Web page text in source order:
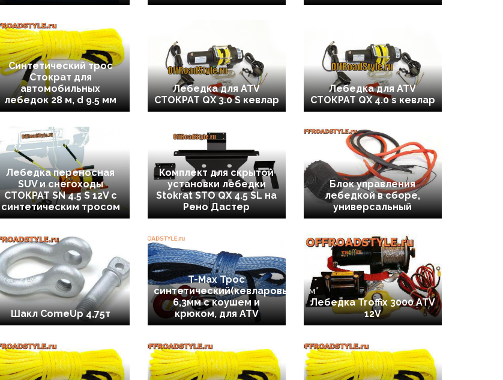
Синтетический трос
Стократ для
автомобильных
лебедок 28 м, d 9.5 мм
Лебедка для ATV
СТОКРАТ QX 3.0 S кевлар
Лебедка для ATV
СТОКРАТ QX 4.0 s кевлар
Лебедка переносная
SUV и снегоходы
СТОКРАТ SN 4.5 S 12V с
синтетическим тросом
Комплект для скрытой
установки лебедки
Stokrat STO QX 4.5 SL на
Рено Дастер
Блок управления
лебедкой в сборе,
универсальный
Шакл ComeUp 4,75т
T-Max Трос
синтетический(кевларовый)15м*
6,3мм с коушем и
крюком, для ATV
Лебедка Troffix 3000 ATV
12V